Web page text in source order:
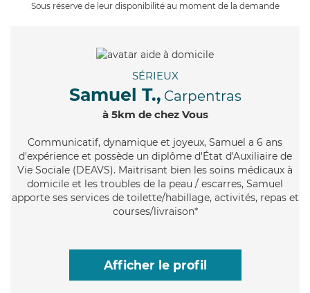
Sous réserve de leur disponibilité au moment de la demande
SÉRIEUX
Samuel T., Carpentras
à 5km de chez Vous
Communicatif, dynamique et joyeux, Samuel a 6 ans
d'expérience et possède un diplôme d'État d'Auxiliaire de
Vie Sociale (DEAVS). Maitrisant bien les soins médicaux à
domicile et les troubles de la peau / escarres, Samuel
apporte ses services de toilette/habillage, activités, repas et
courses/livraison*
Afficher le profil